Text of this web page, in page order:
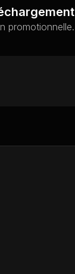
promotionnelle.